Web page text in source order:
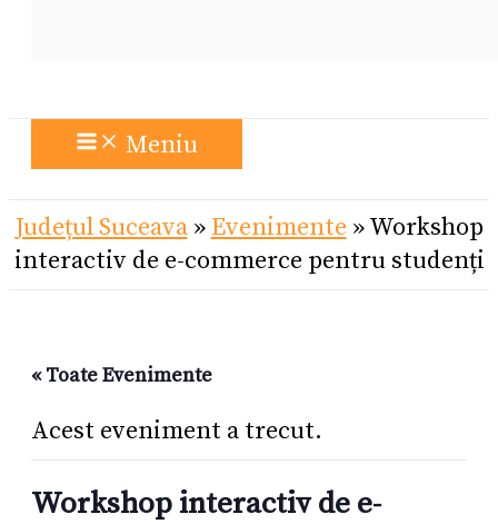
Meniu
Județul Suceava» Evenimente »Workshop
interactiv de e-commerce pentru studenți
« Toate Evenimente
Acest eveniment a trecut.
Workshop interactiv de e-